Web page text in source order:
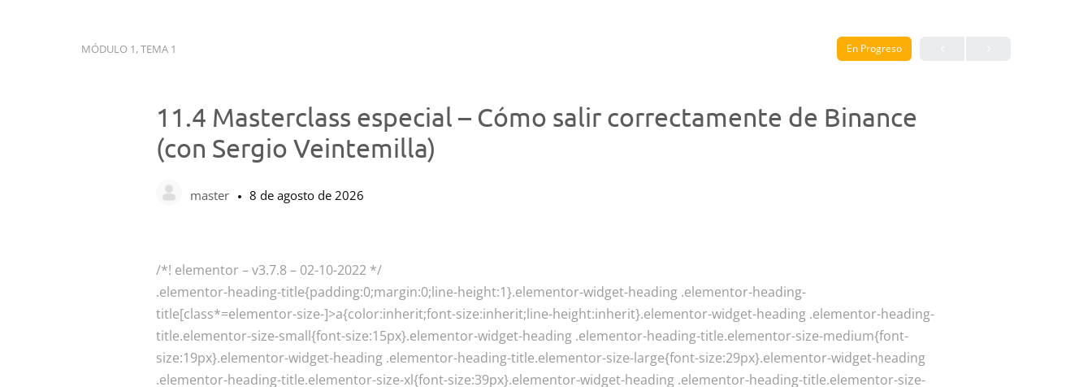
MÓDULO 1, TEMA 1 En Progreso
11.4 Masterclass especial – Cómo salir correctamente de Binance
(con Sergio Veintemilla)
master 8 de agosto de 2026
/*! elementor – v3.7.8 – 02-10-2022 */
.elementor-heading-title{padding:0;margin:0;line-height:1}.elementor-widget-heading .elementor-heading-
title[class*=elementor-size-]>a{color:inherit;font-size:inherit;line-height:inherit}.elementor-widget-heading .elementor-heading-
title.elementor-size-small{font-size:15px}.elementor-widget-heading .elementor-heading-title.elementor-size-medium{font-
size:19px}.elementor-widget-heading .elementor-heading-title.elementor-size-large{font-size:29px}.elementor-widget-heading
.elementor-heading-title.elementor-size-xl{font-size:39px}.elementor-widget-heading .elementor-heading-title.elementor-size-